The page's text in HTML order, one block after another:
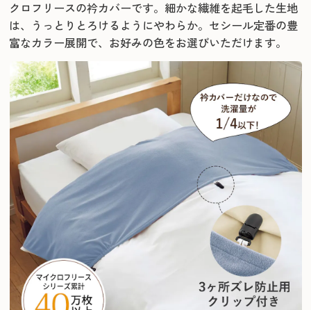
クロフリースの衿カバーです。 細かな繊維を起毛した生地
は、うっとりとろけるようにやわらか。 セシール定番の豊
富なカラー展開で、お好みの色をお選びいただけます。